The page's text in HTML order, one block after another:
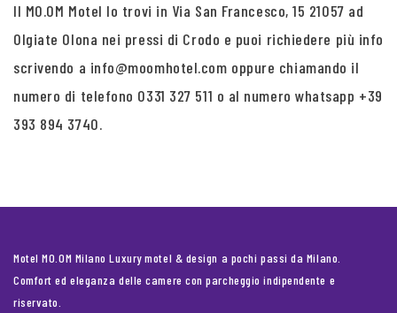
Il MO.OM Motel lo trovi in Via San Francesco, 15 21057 ad
Olgiate Olona nei pressi di Crodo e puoi richiedere più info
scrivendo a info@moomhotel.com oppure chiamando il
numero di telefono 0331 327 511 o al numero whatsapp +39
393 894 3740.
Motel MO.OM Milano Luxury motel & design a pochi passi da Milano.
Comfort ed eleganza delle camere con parcheggio indipendente e
riservato.